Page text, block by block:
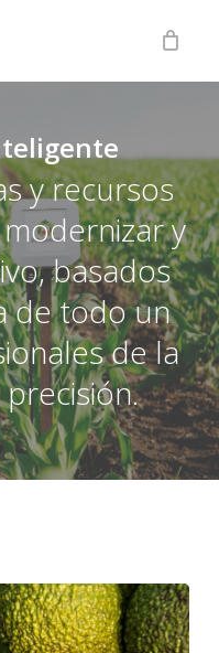
Close
y recursos
y
basados
de todo un
de la